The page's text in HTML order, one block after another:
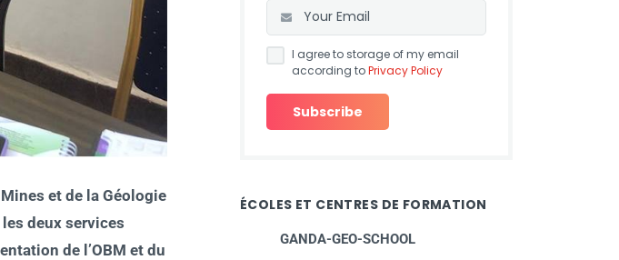
et de la Géologie
les deux services
de l’OBM et du
I agree to storage of my email
according toPrivacy Policy
ÉCOLES ET CENTRES DE FORMATION
GANDA-GEO-SCHOOL